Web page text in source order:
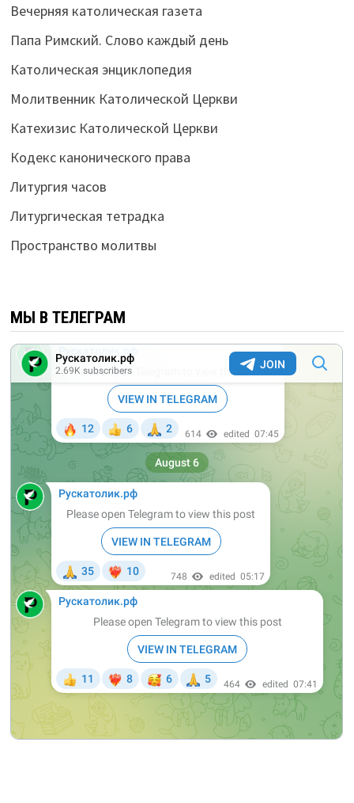
Вечерняя католическая газета
Папа Римский. Слово каждый день
Католическая энциклопедия
Молитвенник Католической Церкви
Катехизис Католической Церкви
Кодекс канонического права
Литургия часов
Литургическая тетрадка
Пространство молитвы
МЫ В ТЕЛЕГРАМ